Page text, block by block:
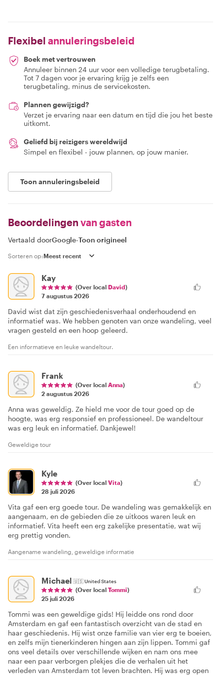
Flexibel annuleringsbeleid
Boek met vertrouwen
Annuleer binnen 24 uur voor een volledige terugbetaling.
Tot 7 dagen voor je ervaring krijg je zelfs een
terugbetaling, minus de servicekosten.
Plannen gewijzigd?
Verzet je ervaring naar een datum en tijd die jou het beste
uitkomt.
Geliefd bij reizigers wereldwijd
Simpel en flexibel - jouw plannen, op jouw manier.
Toon annuleringsbeleid
Beoordelingen van gasten
Vertaald doorGoogle-Toon origineel
Sorteren op:
Kay
(Over local David)
7 augustus 2026
David wist dat zijn geschiedenisverhaal onderhoudend en
informatief was. We hebben genoten van onze wandeling, veel
vragen gesteld en een hoop geleerd.
Een informatieve en leuke wandeltour.
Frank
(Over local Anna)
2 augustus 2026
Anna was geweldig. Ze hield me voor de tour goed op de
hoogte, was erg responsief en professioneel. De wandeltour
was erg leuk en informatief. Dankjewel!
Geweldige tour
Kyle
(Over local Vita)
28 juli 2026
Vita gaf een erg goede tour. De wandeling was gemakkelijk en
aangenaam, en de gebieden die ze uitkoos waren leuk en
informatief. Vita heeft een erg zakelijke presentatie, wat wij
erg prettig vonden.
Aangename wandeling, geweldige informatie
Michael 🇺🇸United States
(Over local Tommi)
25 juli 2026
Tommi was een geweldige gids! Hij leidde ons rond door
Amsterdam en gaf een fantastisch overzicht van de stad en
haar geschiedenis. Hij wist onze familie van vier erg te boeien,
en zelfs mijn tienerkinderen hingen aan zijn lippen. Tommi gaf
ons veel details over verschillende wijken en nam ons mee
naar een paar verborgen plekjes die de verhalen uit het
verleden van Amsterdam tot leven brachten. Hij was erg open